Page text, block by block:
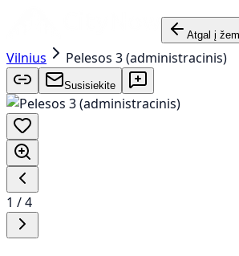
Atgal į
Vilnius Pelesos 3 (administracinis)
Susisiekite
1 /4